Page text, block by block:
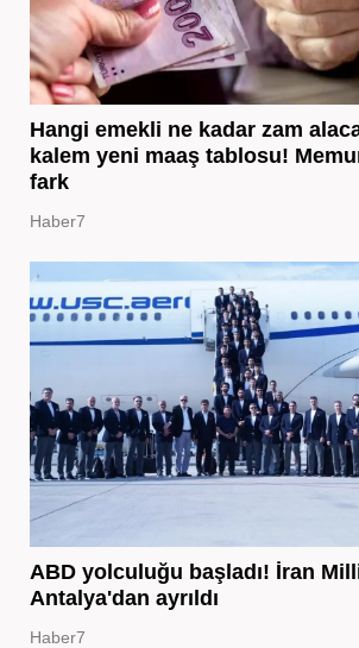
Hangi emekli ne kadar zam
kalem yeni maaş tablosu!
fark
Haber7
ABD yolculuğu başladı! İran Milli
Antalya'dan ayrıldı
Haber7